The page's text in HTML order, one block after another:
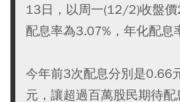
13日，以周一(12/2)收盤
配息率為3.07%，年化配息
今年前3次配息分別是0.66
元，讓超過百萬股民期待